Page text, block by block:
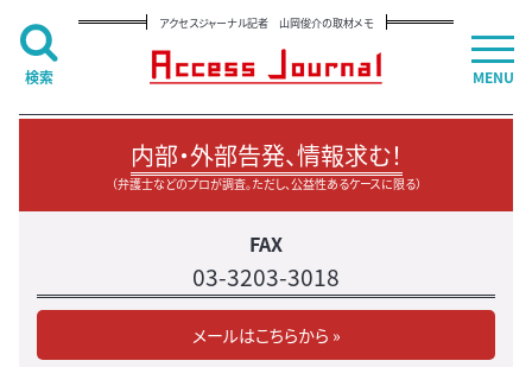
アクセスジャーナル記者 山岡俊介の取材メモ
内部・外部告発、情報求む！
（弁護士などのプロが調査。ただし、公益性あるケースに限る）
FAX
03-3203-3018
メールはこちらから »
MENU
検索